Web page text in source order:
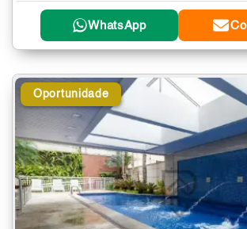
WhatsApp
Oportunidade